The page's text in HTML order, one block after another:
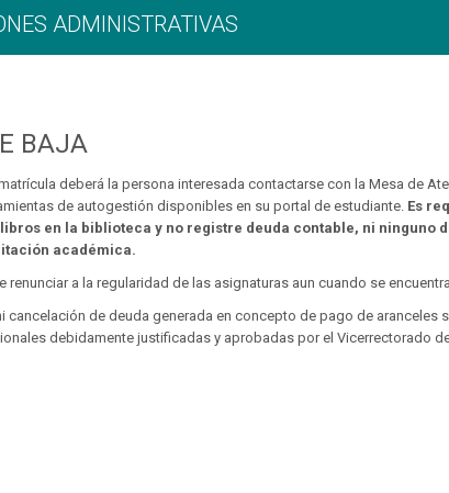
ADMINISTRATIVAS
BAJA
deberá la persona interesada contactarse con la Mesa de
de autogestión disponibles en su portal de estudiante. Es
en la biblioteca y no registre deuda contable, ni ninguno
académica.
renunciar a la regularidad de las asignaturas aun cuando se
cancelación de deuda generada en concepto de pago de aranceles
debidamente justificadas y aprobadas por el Vicerrectorado